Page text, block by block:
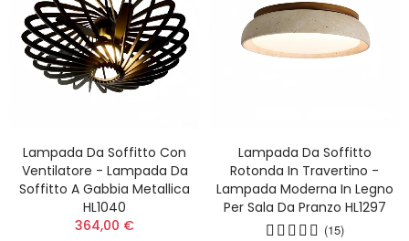
Lampada Da Soffitto Con
Ventilatore - Lampada Da
Soffitto A Gabbia Metallica
HL1040
364,00 €
Lampada Da Soffitto
Rotonda In Travertino -
Lampada Moderna In Legno
Per Sala Da Pranzo HL1297
(15)